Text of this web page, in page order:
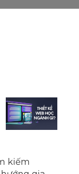
kiếm